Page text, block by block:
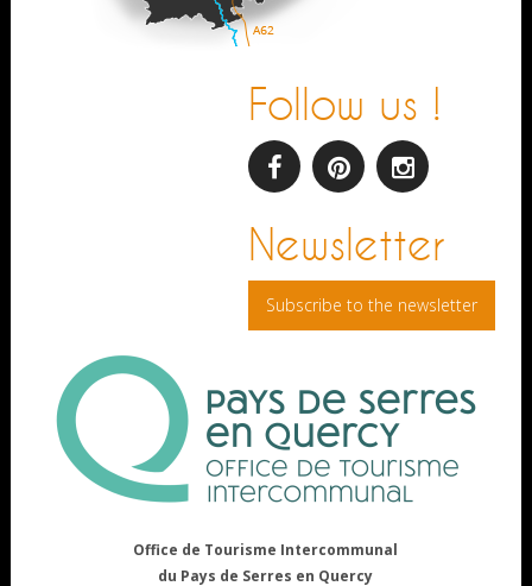
Follow us !
Newsletter
Subscribe to the newsletter
Office de Tourisme Intercommunal
du Pays de Serres en Quercy